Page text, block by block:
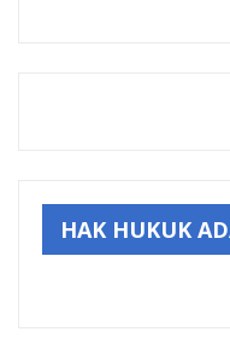
HAK HUKUK